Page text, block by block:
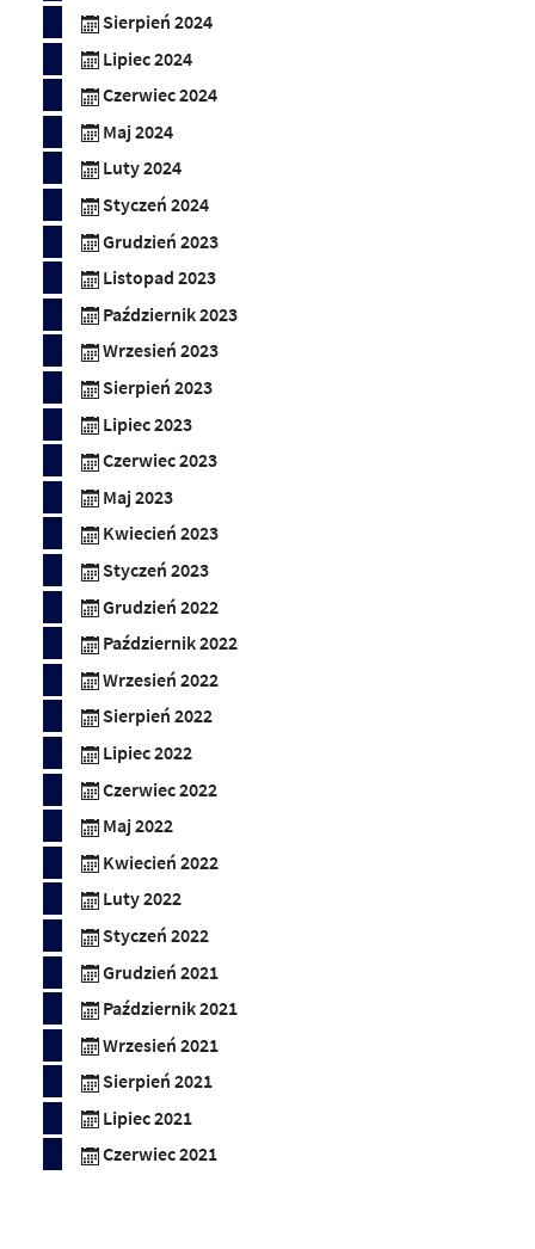
Sierpień 2024
Lipiec 2024
Czerwiec 2024
Maj 2024
Luty 2024
Styczeń 2024
Grudzień 2023
Listopad 2023
Październik 2023
Wrzesień 2023
Sierpień 2023
Lipiec 2023
Czerwiec 2023
Maj 2023
Kwiecień 2023
Styczeń 2023
Grudzień 2022
Październik 2022
Wrzesień 2022
Sierpień 2022
Lipiec 2022
Czerwiec 2022
Maj 2022
Kwiecień 2022
Luty 2022
Styczeń 2022
Grudzień 2021
Październik 2021
Wrzesień 2021
Sierpień 2021
Lipiec 2021
Czerwiec 2021